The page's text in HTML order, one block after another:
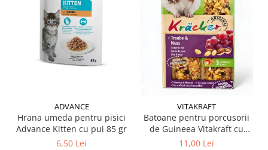
ADVANCE
Hrana umeda pentru pisici
Advance Kitten cu pui 85 gr
6,50 Lei
VITAKRAFT
Batoane pentru porcusorii
de Guineea Vitakraft cu
struguri & nuci 2 buc
11,00 Lei